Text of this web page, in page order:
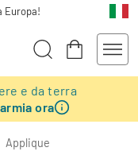
Europa!
e da terra
ora
Applique